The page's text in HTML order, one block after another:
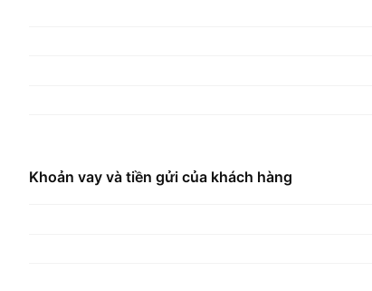
Khoản vay và tiền gửi của khách hàng